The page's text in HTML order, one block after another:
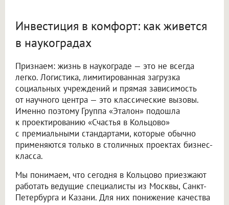
Инвестиция в комфорт: как живется
в наукоградах
Признаем: жизнь в наукограде — это не всегда
легко. Логистика, лимитированная загрузка
социальных учреждений и прямая зависимость
от научного центра — это классические вызовы.
Именно поэтому Группа «Эталон» подошла
к проектированию «Счастья в Кольцово»
с премиальными стандартами, которые обычно
применяются только в столичных проектах бизнес-
класса.
Мы понимаем, что сегодня в Кольцово приезжают
работать ведущие специалисты из Москвы, Санкт-
Петербурга и Казани. Для них понижение качества